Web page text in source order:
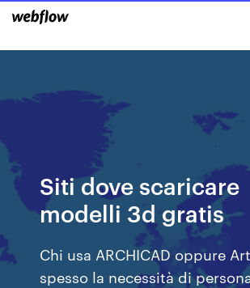
Siti dove scaricare
modelli 3d gratis
Chi usa ARCHICAD oppure
spesso la necessità di